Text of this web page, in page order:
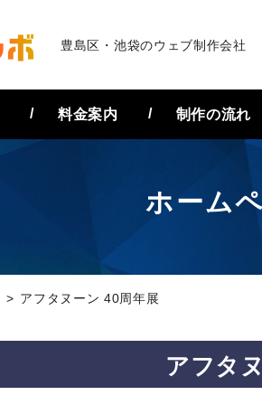
豊島区・池袋のウェブ制作会社
料金案内 制作の流れ
ホーム
アフタヌーン 40周年展
アフタ